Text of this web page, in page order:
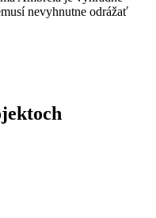
nevyhnutne odrážať